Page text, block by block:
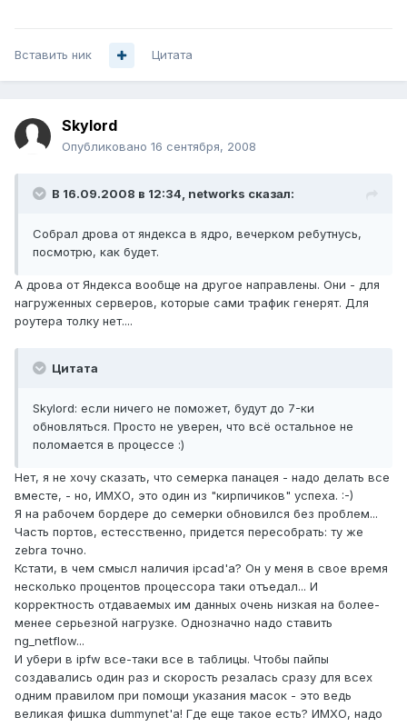
Вставить ник Цитата
Skylord
Опубликовано 16 сентября, 2008
В 16.09.2008 в 12:34, networks сказал:
Собрал дрова от яндекса в ядро, вечерком ребутнусь,
посмотрю, как будет.
А дрова от Яндекса вообще на другое направлены. Они - для
нагруженных серверов, которые сами трафик генерят. Для
роутера толку нет....
Цитата
Skylord: если ничего не поможет, будут до 7-ки
обновляться. Просто не уверен, что всё остальное не
поломается в процессе :)
Нет, я не хочу сказать, что семерка панацея - надо делать все
вместе, - но, ИМХО, это один из "кирпичиков" успеха. :-)
Я на рабочем бордере до семерки обновился без проблем...
Часть портов, естесственно, придется пересобрать: ту же
zebra точно.
Кстати, в чем смысл наличия ipcad'а? Он у меня в свое время
несколько процентов процессора таки отъедал... И
корректность отдаваемых им данных очень низкая на более-
менее серьезной нагрузке. Однозначно надо ставить
ng_netflow...
И убери в ipfw все-таки все в таблицы. Чтобы пайпы
создавались один раз и скорость резалась сразу для всех
одним правилом при помощи указания масок - это ведь
великая фишка dummynet'а! Где еще такое есть? ИМХО, надо